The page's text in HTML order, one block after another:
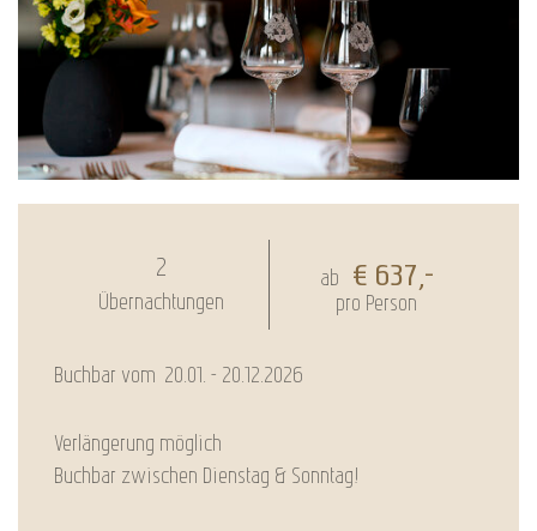
ab € 637,-
pro Person
Buchbar vom 20.01. - 20.12.2026
Verlängerung möglich
Buchbar zwischen Dienstag & Sonntag!
2
Übernachtungen